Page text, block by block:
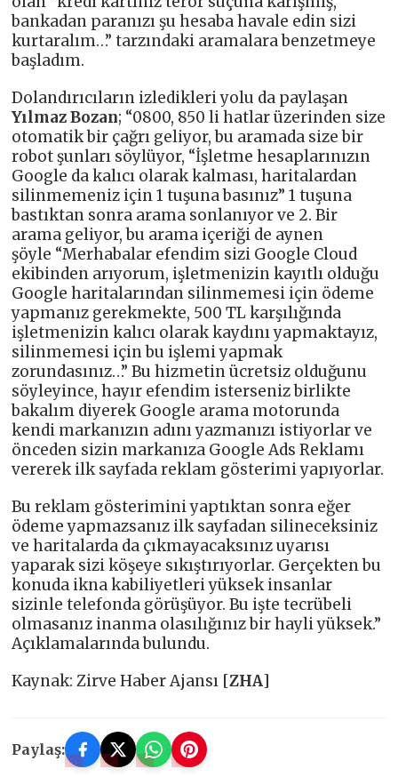
bankadan paranızı şu hesaba havale edin sizi
kurtaralım…” tarzındaki aramalara benzetmeye
başladım.
Dolandırıcıların izledikleri yolu da paylaşan
Yılmaz Bozan; “0800, 850 li hatlar üzerinden size
otomatik bir çağrı geliyor, bu aramada size bir
robot şunları söylüyor, “İşletme hesaplarınızın
Google da kalıcı olarak kalması, haritalardan
silinmemeniz için 1 tuşuna basınız” 1 tuşuna
bastıktan sonra arama sonlanıyor ve 2. Bir
arama geliyor, bu arama içeriği de aynen
şöyle “Merhabalar efendim sizi Google Cloud
ekibinden arıyorum, işletmenizin kayıtlı olduğu
Google haritalarından silinmemesi için ödeme
yapmanız gerekmekte, 500 TL karşılığında
işletmenizin kalıcı olarak kaydını yapmaktayız,
silinmemesi için bu işlemi yapmak
zorundasınız…” Bu hizmetin ücretsiz olduğunu
söyleyince, hayır efendim isterseniz birlikte
bakalım diyerek Google arama motorunda
kendi markanızın adını yazmanızı istiyorlar ve
önceden sizin markanıza Google Ads Reklamı
vererek ilk sayfada reklam gösterimi yapıyorlar.
Bu reklam gösterimini yaptıktan sonra eğer
ödeme yapmazsanız ilk sayfadan silineceksiniz
ve haritalarda da çıkmayacaksınız uyarısı
yaparak sizi köşeye sıkıştırıyorlar. Gerçekten bu
konuda ikna kabiliyetleri yüksek insanlar
sizinle telefonda görüşüyor. Bu işte tecrübeli
olmasanız inanma olasılığınız bir hayli yüksek.”
Açıklamalarında bulundu.
Kaynak: Zirve Haber Ajansı [ZHA]
Paylaş: